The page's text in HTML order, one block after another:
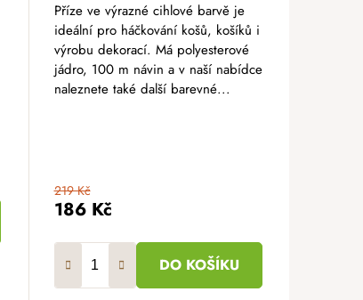
186 Kč
219 Kč
DO KOŠÍKU
Příze ve výrazné cihlové barvě je
ideální pro háčkování košů, košíků i
výrobu dekorací. Má polyesterové
jádro, 100 m návin a v naší nabídce
naleznete také další barevné...